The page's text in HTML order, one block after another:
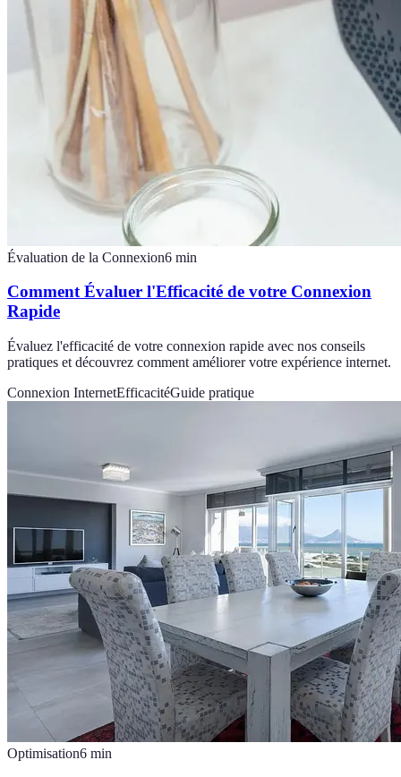
Évaluation de la Connexion6 min
Comment Évaluer l'Efficacité de votre Connexion
Rapide
Évaluez l'efficacité de votre connexion rapide avec nos conseils
pratiques et découvrez comment améliorer votre expérience internet.
Connexion InternetEfficacitéGuide pratique
Optimisation6 min